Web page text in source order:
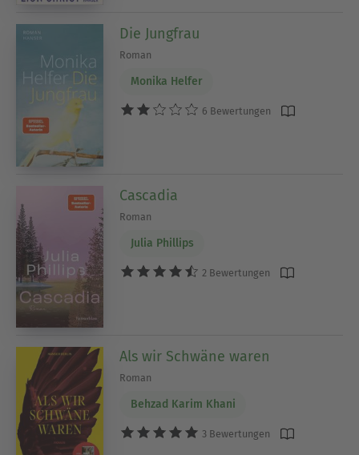
Die Jungfrau
Roman
Monika Helfer
6 Bewertungen
Cascadia
Roman
Julia Phillips
2 Bewertungen
Als wir Schwäne waren
Roman
Behzad Karim Khani
3 Bewertungen